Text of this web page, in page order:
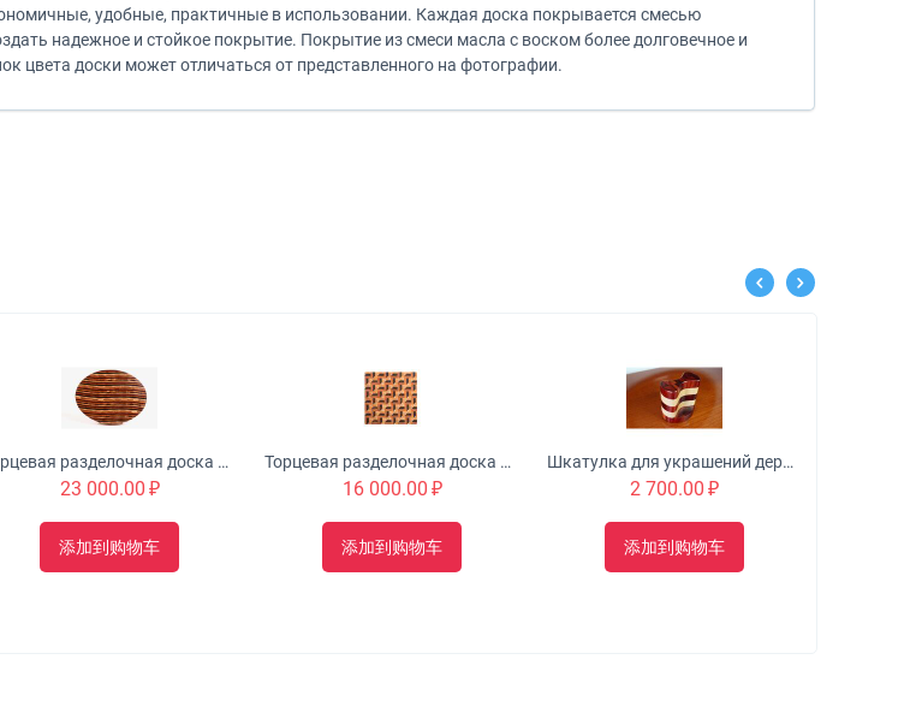
удобные, практичные в использовании. Каждая доска покрывается смесью
надежное и стойкое покрытие. Покрытие из смеси масла с воском более долговечное и
цвета доски может отличаться от представленного на фотографии.
Торцевая разделочная доска с 3D эффектом №228
23 000.00 ₽
添加到购物车
Торцевая разделочная доска с 3D эффектом №3
16 000.00 ₽
添加到购物车
Шкатулка для украшений деревянная, поворотная, торцевая, 100х80х100 мм.
2 700.00 ₽
添加到购物车